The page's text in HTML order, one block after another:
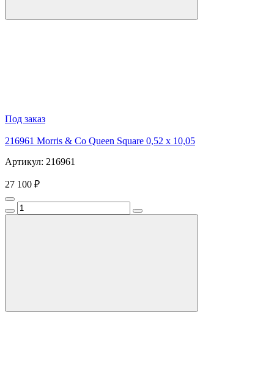
Под заказ
216961 Morris & Co Queen Square 0,52 x 10,05
Артикул: 216961
27 100 ₽